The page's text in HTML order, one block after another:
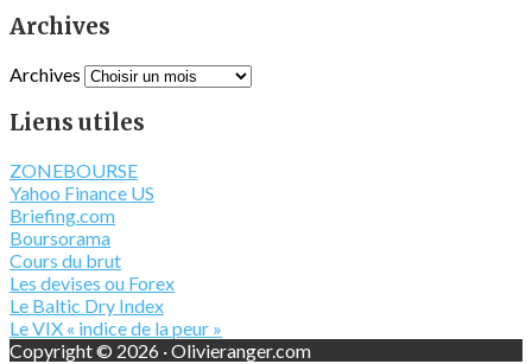
Archives
Archives
Liens utiles
ZONEBOURSE
Yahoo Finance US
Briefing.com
Boursorama
Cours du brut
Les devises ou Forex
Le Baltic Dry Index
Le VIX « indice de la peur »
Copyright © 2026 · Olivieranger.com